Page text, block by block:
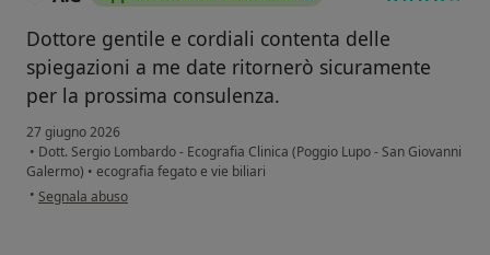
Dottore gentile e cordiali contenta delle
spiegazioni a me date ritornerò sicuramente
per la prossima consulenza.
27 giugno 2026
• Dott. Sergio Lombardo - Ecografia Clinica (Poggio Lupo - San Giovanni
Galermo) • ecografia fegato e vie biliari
• secondo l'opinione dell'utente A.G
Segnala abuso